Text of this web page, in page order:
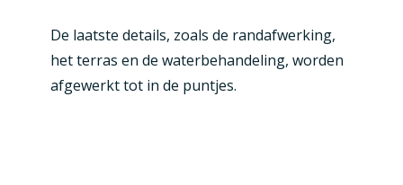
De laatste details, zoals de randafwerking,
het terras en de waterbehandeling, worden
afgewerkt tot in de puntjes.